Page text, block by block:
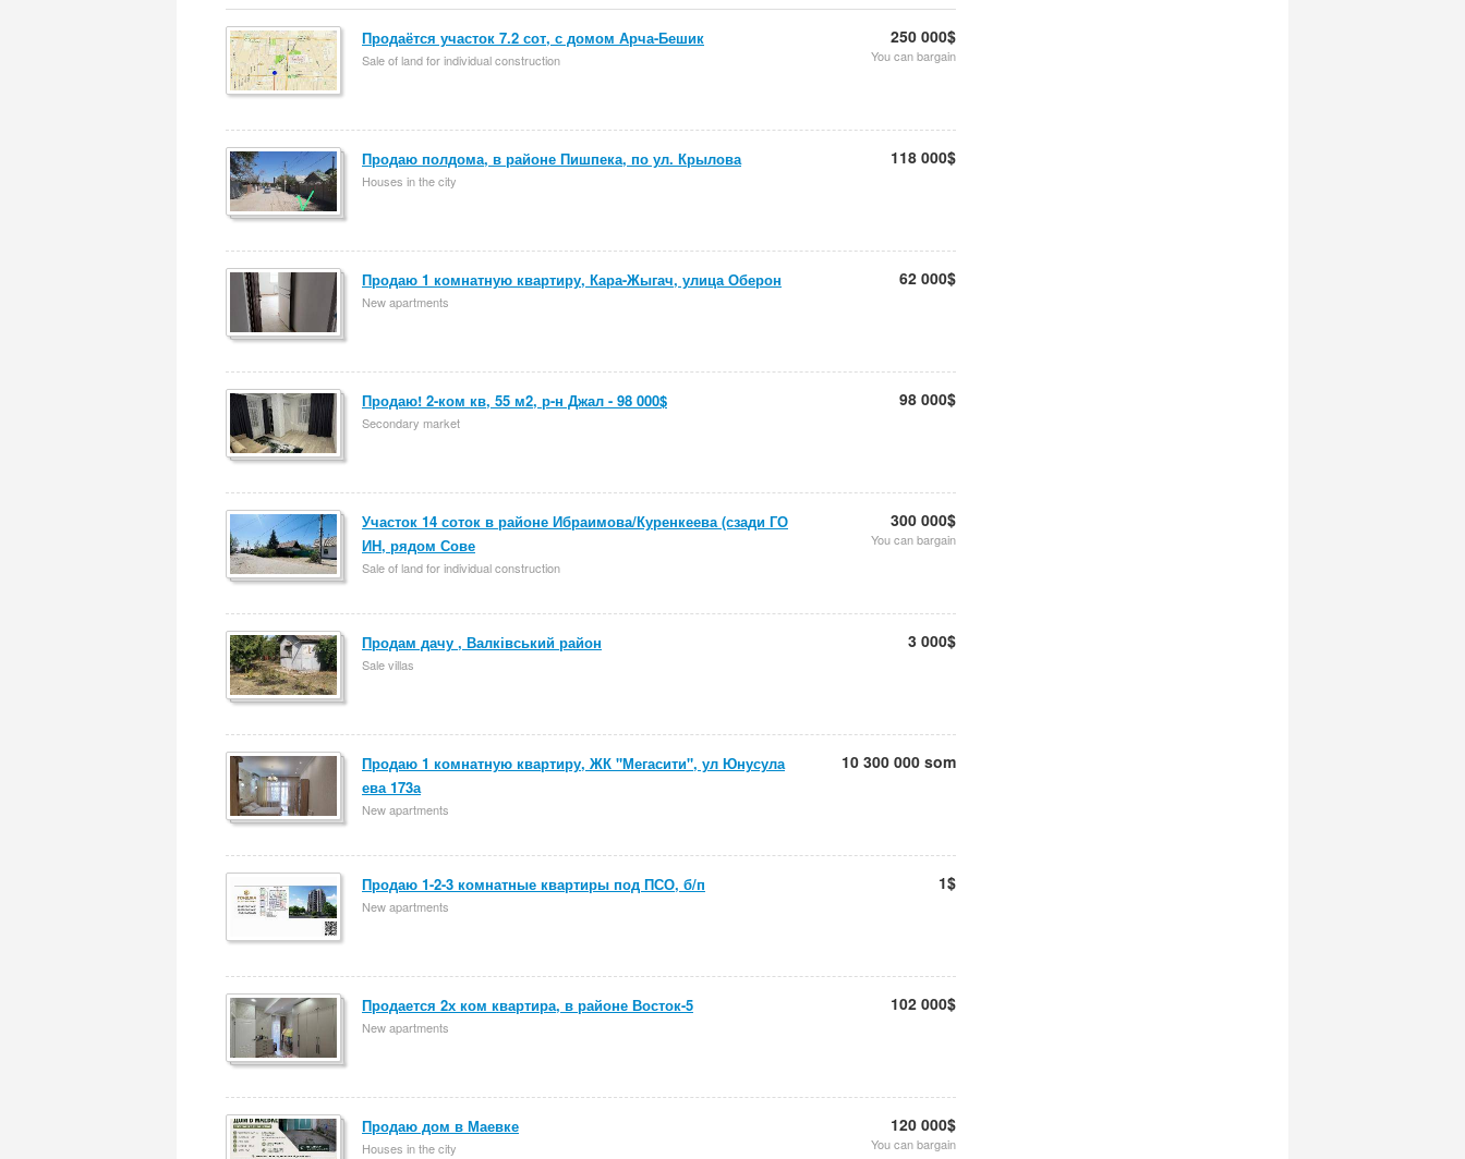
Продаётся участок 7.2 сот, с домом Арча-Бешик
Sale of land for individual construction
250 000$
You can bargain
Продаю полдома, в районе Пишпека, по ул. Крылова
Houses in the city
118 000$
Продаю 1 комнатную квартиру, Кара-Жыгач, улица Оберон
New apartments
62 000$
Продаю! 2-ком кв, 55 м2, р-н Джал - 98 000$
Secondary market
98 000$
Участок 14 соток в районе Ибраимова/Куренкеева (сзади ГО
ИН, рядом Сове
Sale of land for individual construction
300 000$
You can bargain
Продам дачу , Валківський район
Sale villas
3 000$
Продаю 1 комнатную квартиру, ЖК "Мегасити", ул Юнусула
ева 173а
New apartments
10 300 000 som
Продаю 1-2-3 комнатные квартиры под ПСО, б/п
New apartments
1$
Продается 2х ком квартира, в районе Восток-5
New apartments
102 000$
Продаю дом в Маевке
Houses in the city
120 000$
You can bargain